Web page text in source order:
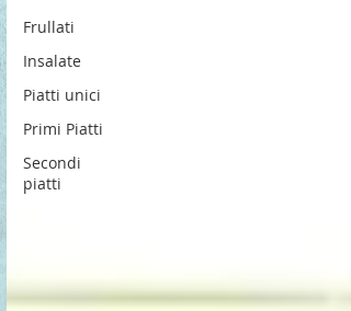
Frullati
Insalate
Piatti unici
Primi Piatti
Secondi
piatti